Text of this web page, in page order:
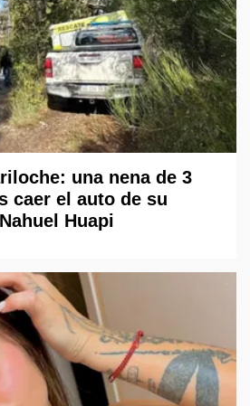
una nena de 3
caer el auto de su
Huapi